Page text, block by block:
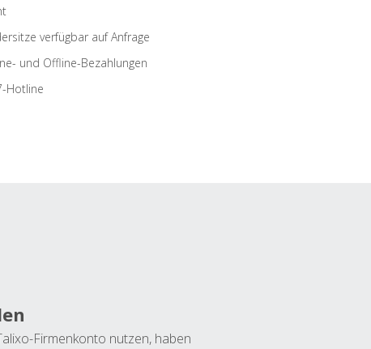
verfügbar auf Anfrage
und Offline-Bezahlungen
Hotline
Firmenkonto nutzen, haben